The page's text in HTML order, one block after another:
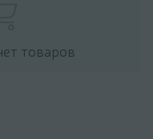
товаров